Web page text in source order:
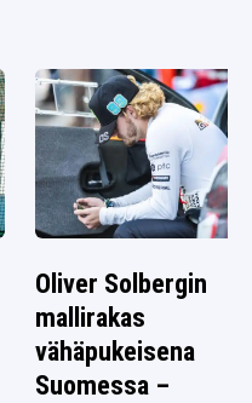
Oliver Solbergin
mallirakas
vähäpukeisena
Suomessa –